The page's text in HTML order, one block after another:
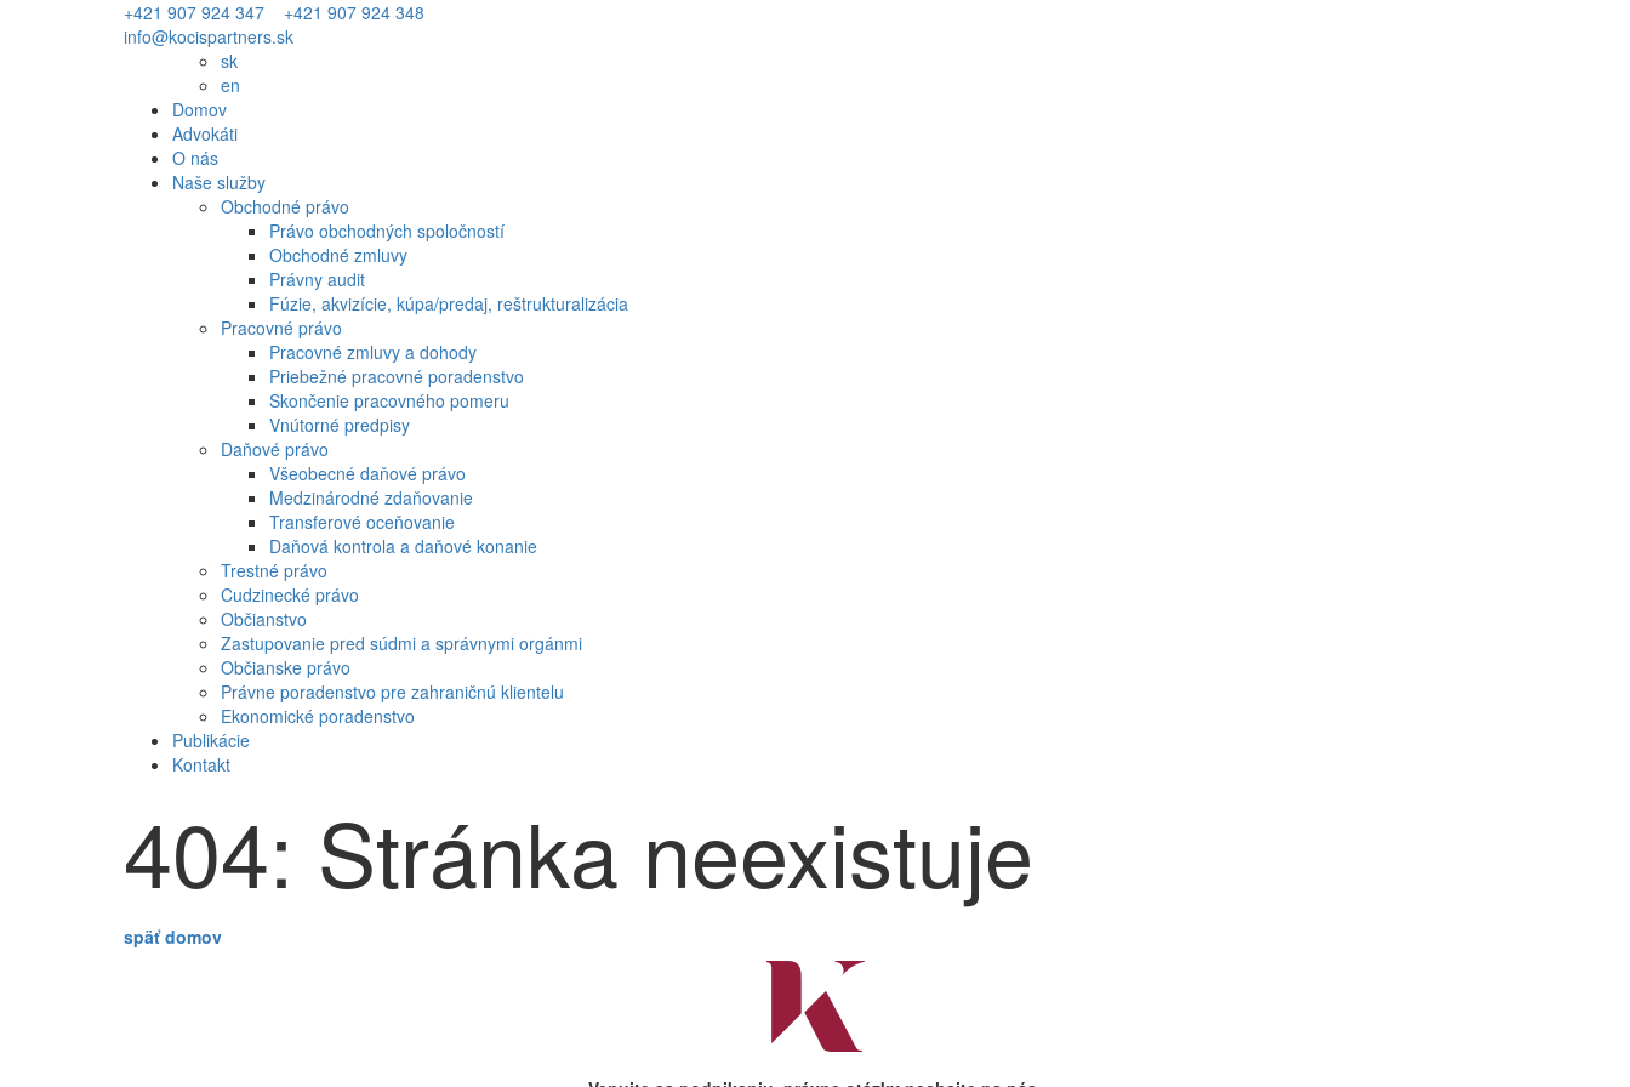
+421 907 924 347
+421 907 924 348
info@kocispartners.sk
sk
en
Domov
Advokáti
O nás
Naše služby
Obchodné právo
Právo obchodných spoločností
Obchodné zmluvy
Právny audit
Fúzie, akvizície, kúpa/predaj, reštrukturalizácia
Pracovné právo
Pracovné zmluvy a dohody
Priebežné pracovné poradenstvo
Skončenie pracovného pomeru
Vnútorné predpisy
Daňové právo
Všeobecné daňové právo
Medzinárodné zdaňovanie
Transferové oceňovanie
Daňová kontrola a daňové konanie
Trestné právo
Cudzinecké právo
Občianstvo
Zastupovanie pred súdmi a správnymi orgánmi
Občianske právo
Právne poradenstvo pre zahraničnú klientelu
Ekonomické poradenstvo
Publikácie
Kontakt
404: Stránka neexistuje
späť domov